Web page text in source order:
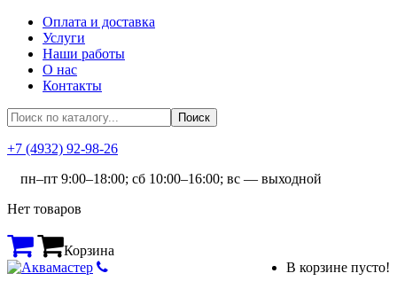
Оплата и доставка
Услуги
Наши работы
О нас
Контакты
+7 (4932) 92-98-26
пн–пт 9:00–18:00; сб 10:00–16:00; вс — выходной
Нет товаров
Корзина
В корзине пусто!